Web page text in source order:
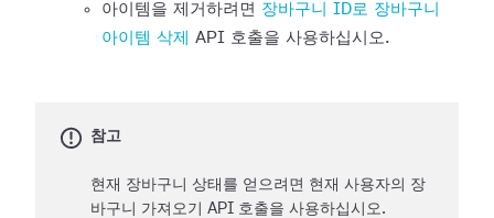
아이템을 제거하려면 장바구니 ID로 장바구니
아이템 삭제
API 호출을 사용하십시오.
참고
현재 장바구니 상태를 얻으려면 현재 사용자의 장
바구니 가져오기 API 호출을 사용하십시오.